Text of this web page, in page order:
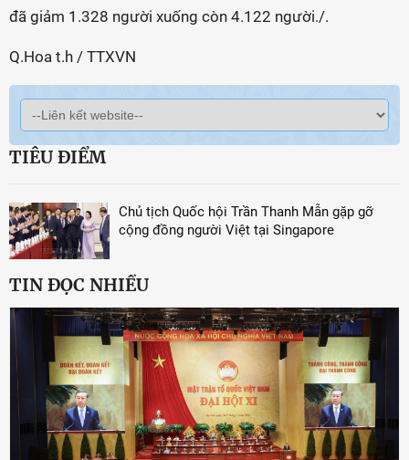
đã giảm 1.328 người xuống còn 4.122 người./.
Q.Hoa t.h / TTXVN
TIÊU ĐIỂM
Chủ tịch Quốc hội Trần Thanh Mẫn gặp gỡ
cộng đồng người Việt tại Singapore
TIN ĐỌC NHIỀU